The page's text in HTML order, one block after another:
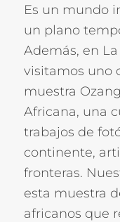
Es un mundo
un plano
Además, en
visitamos uno
muestra
Africana, una
trabajos de
continente,
fronteras.
esta muestra
africanos que